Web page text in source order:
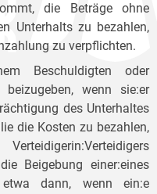
die Beträge ohne
Unterhalts zu bezahlen,
zu verpflichten.
Beschuldigten oder
beizugeben, wenn sie:er
des Unterhaltes
die Kosten zu bezahlen,
Beigebung einer:eines
etwa dann, wenn ein:e